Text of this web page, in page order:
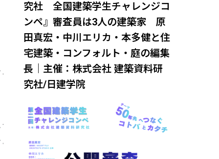
究社 全国建築学生チャレンジコ
ンペ』審査員は3人の建築家 原
田真宏・中川エリカ・本多健と住
宅建築・コンフォルト・庭の編集
長｜主催：株式会社 建築資料研
究社/日建学院